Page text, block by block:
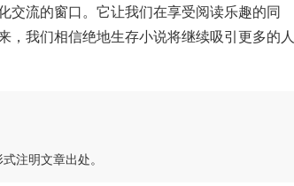
交流的窗口。它让我们在享受阅读乐趣的同
，我们相信绝地生存小说将继续吸引更多的人
注明文章出处。